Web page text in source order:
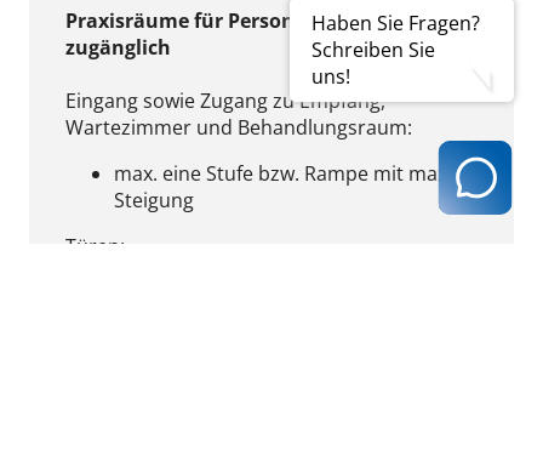
Haben Sie Fragen?
Schreiben Sie
uns!
Praxisräume für Personen mit Gehhilfe
zugänglich
Eingang sowie Zugang zu Empfang,
Wartezimmer und Behandlungsraum:
max. eine Stufe bzw. Rampe mit max. 20%
Steigung
Türen: